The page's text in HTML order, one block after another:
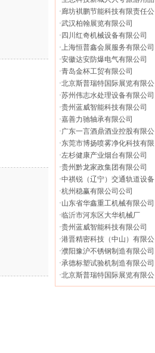
·廊坊褀鹏节能科技有限责任公
·武汉柏翰展览有限公司
· 四川红奇机械设备有限公司
·上海恒普鑫会展服务有限公司
·安徽达安防爆电气有限公司
·青岛金杯工贸有限公司
·北京斯普瑞特国际展览有限公
·苏州伟志水处理设备有限公司
·贵州蓝威智能科技有限公司
·嘉善力驰轴承有限公司
·广东一言酒鼎酒业控股有限公
·东莞市博扬喷雾净化科技有限
·左杉健康产业烟台有限公司
·贵州黔龙家政集团有限公司
·中祺锐（辽宁）交通轨道设备
·杭州稳赢有限公司公司
·山东省华鑫重工机械有限公司
·临沂市河东区大华机械厂
·贵州蓝威智能科技有限公司
·港晋精密科技（中山）有限公
·濮阳豫沪不锈钢制造有限公司
·承德标塑试验机制造有限公司
·北京斯普瑞特国际展览有限公